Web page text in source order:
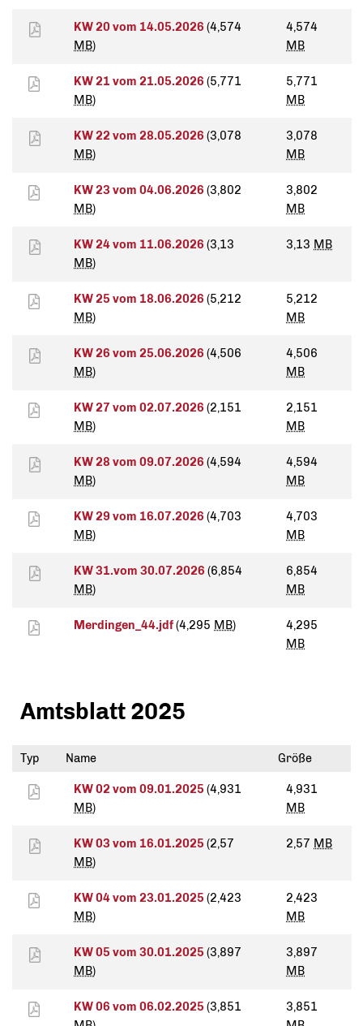
KW 20 vom 14.05.2026 (4,574
MB)
4,574
MB
KW 21 vom 21.05.2026 (5,771
MB)
5,771
MB
KW 22 vom 28.05.2026 (3,078
MB)
3,078
MB
KW 23 vom 04.06.2026 (3,802
MB)
3,802
MB
KW 24 vom 11.06.2026 (3,13
MB)
3,13 MB
KW 25 vom 18.06.2026 (5,212
MB)
5,212
MB
KW 26 vom 25.06.2026 (4,506
MB)
4,506
MB
KW 27 vom 02.07.2026 (2,151
MB)
2,151
MB
KW 28 vom 09.07.2026 (4,594
MB)
4,594
MB
KW 29 vom 16.07.2026 (4,703
MB)
4,703
MB
KW 31.vom 30.07.2026 (6,854
MB)
6,854
MB
Merdingen_44.jdf(4,295 MB)
4,295
MB
Amtsblatt 2025
Typ Name Größe
KW 02 vom 09.01.2025 (4,931
MB)
4,931
MB
KW 03 vom 16.01.2025 (2,57
MB)
2,57 MB
KW 04 vom 23.01.2025 (2,423
MB)
2,423
MB
KW 05 vom 30.01.2025 (3,897
MB)
3,897
MB
KW 06 vom 06.02.2025 (3,851
3,851